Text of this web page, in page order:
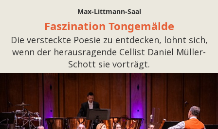
Max-Littmann-Saal
Faszination Tongemälde
Die versteckte Poesie zu entdecken, lohnt sich,
wenn der herausragende Cellist Daniel Müller-
Schott sie vorträgt.